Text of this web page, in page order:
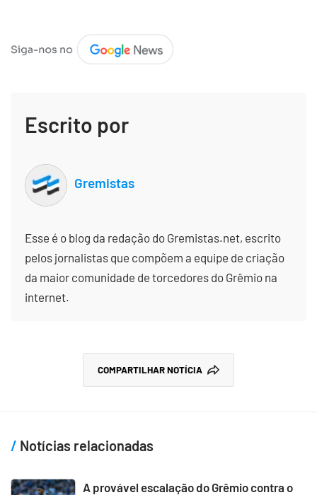
Escrito por
Gremistas
Esse é o blog da redação do Gremistas.net, escrito
pelos jornalistas que compõem a equipe de criação
da maior comunidade de torcedores do Grêmio na
internet.
COMPARTILHAR NOTÍCIA
Notícias relacionadas
A provável escalação do Grêmio contra o